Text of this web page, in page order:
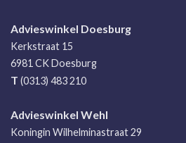
Advieswinkel Doesburg
Kerkstraat 15
6981 CKDoesburg
T (0313) 483 210
Advieswinkel Wehl
Koningin Wilhelminastraat 29